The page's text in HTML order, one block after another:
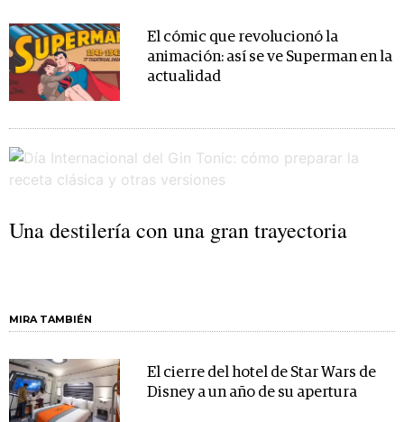
El cómic que revolucionó la
animación: así se ve Superman en la
actualidad
Una destilería con una gran trayectoria
MIRA TAMBIÉN
El cierre del hotel de Star Wars de
Disney a un año de su apertura